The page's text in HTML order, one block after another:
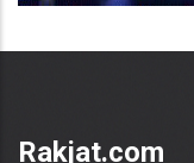
Rakjat.com